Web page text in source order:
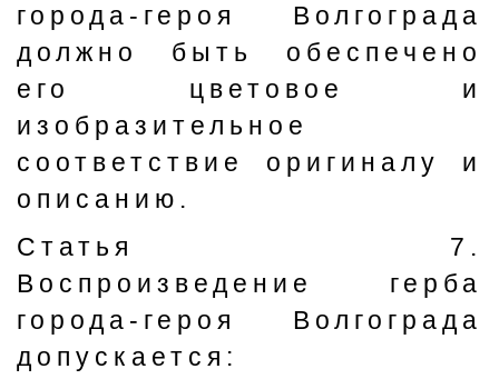
города-героя Волгограда
должно быть обеспечено
его цветовое и
изобразительное
соответствие оригиналу и
описанию.
Статья 7.
Воспроизведение герба
города-героя Волгограда
допускается: